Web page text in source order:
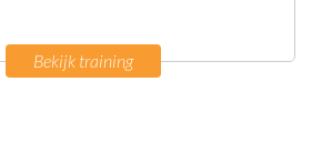
Bekijk training